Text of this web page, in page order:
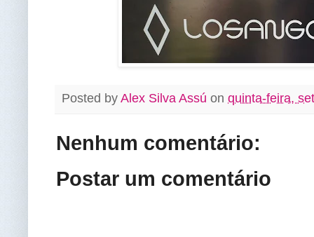
Posted by Alex Silva Assú on quinta-feira,
Nenhum comentário:
Postar um comentário